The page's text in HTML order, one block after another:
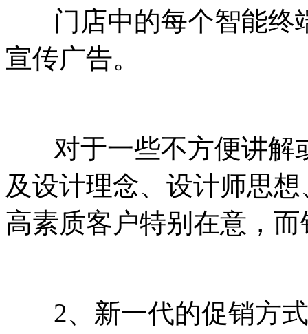
门店中的每个智能终
宣传广告。
对于一些不方便讲解
及设计理念、设计师思
高素质客户特别在意，
2、新一代的促销方式